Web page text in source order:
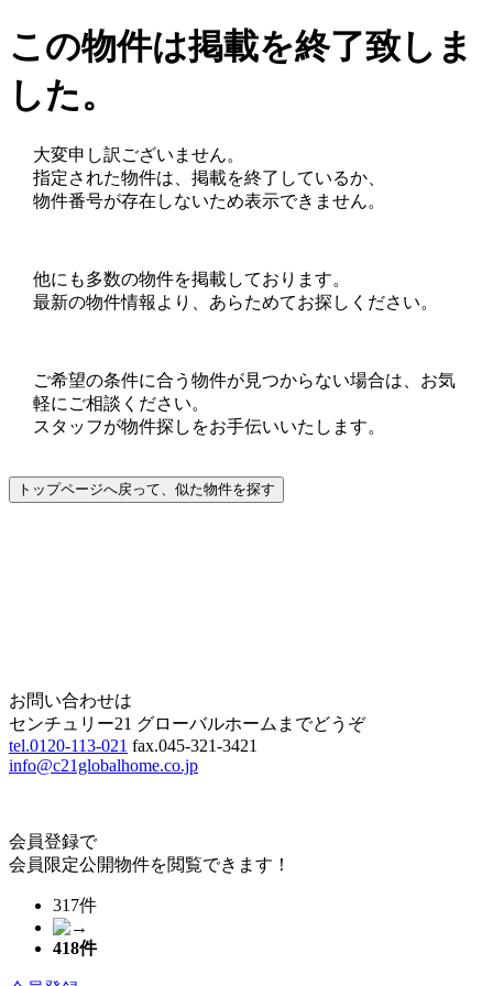
この物件は掲載を終了致しま
した。
大変申し訳ございません。
指定された物件は、掲載を終了しているか、
物件番号が存在しないため表示できません。
他にも多数の物件を掲載しております。
最新の物件情報より、あらためてお探しください。
ご希望の条件に合う物件が見つからない場合は、お気
軽にご相談ください。
スタッフが物件探しをお手伝いいたします。
お問い合わせは
センチュリー21 グローバルホームまでどうぞ
tel.0120-113-021 fax.045-321-3421
info@c21globalhome.co.jp
会員登録で
会員限定公開物件を閲覧できます！
317件
418件